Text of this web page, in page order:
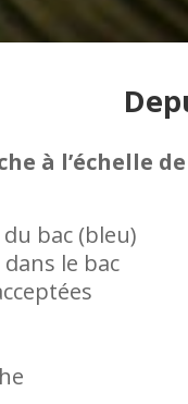
à l’échelle
bac (bleu)
le bac